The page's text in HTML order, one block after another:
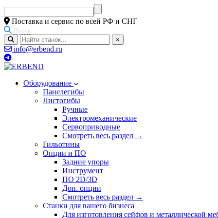
Поставка и сервис по всей РФ и СНГ
Поиск
×
info@erbend.ru
Оборудование
Панелегибы
Листогибы
Ручные
Электромеханические
Сервоприводные
Смотреть весь раздел →
Гильотины
Опции и ПО
Задние упоры
Инструмент
ПО 2D/3D
Доп. опции
Смотреть весь раздел →
Станки для вашего бизнеса
Для изготовления сейфов и металлической